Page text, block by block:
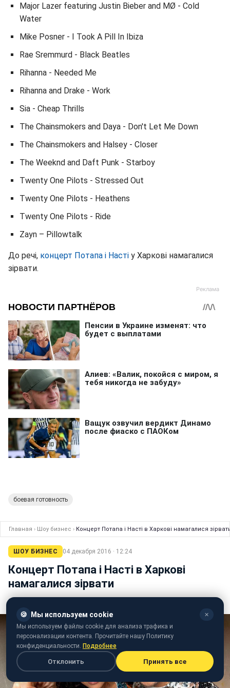
Major Lazer featuring Justin Bieber and MØ - Cold
Water
Mike Posner - I Took A Pill In Ibiza
Rae Sremmurd - Black Beatles
Rihanna - Needed Me
Rihanna and Drake - Work
Sia - Cheap Thrills
The Chainsmokers and Daya - Don't Let Me Down
The Chainsmokers and Halsey - Closer
The Weeknd and Daft Punk - Starboy
Twenty One Pilots - Stressed Out
Twenty One Pilots - Heathens
Twenty One Pilots - Ride
Zayn – Pillowtalk
До речі, концерт Потапа і Насті у Харкові намагалися
зірвати.
боевая готовность
Главная › Шоу бизнес › Концерт Потапа і Насті в Харкові намагалися
ШОУ БИЗНЕС 04 декабря 2016 · 12:24
Концерт Потапа і Насті в Харкові
намагалися зірвати
Невідомих активістів доставили у відділення поліції
🍪 Мы используем cookie ✕
Мы используем файлы cookie для анализа трафика и
персонализации контента. Прочитайте нашу Политику
конфиденциальности. Подробнее
Отклонить Принять все